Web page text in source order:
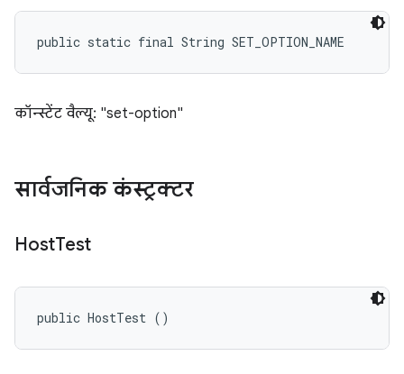
public static final String SET_OPTION_NAME
कॉन्स्टेंट वैल्यू: "set-option"
सार्वजनिक कंस्ट्रक्टर
HostTest
public HostTest ()